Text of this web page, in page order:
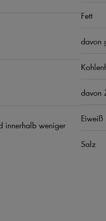
innerhalb weniger
Fett
davon
davon
Eiweiß
Salz